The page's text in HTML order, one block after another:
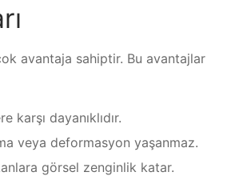
avantaja sahiptir. Bu avantajlar
karşı dayanıklıdır.
veya deformasyon yaşanmaz.
görsel zenginlik katar.